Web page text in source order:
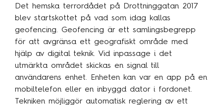
Det hemska terrordådet på Drottninggatan 2017
blev startskottet på vad som idag kallas
geofencing. Geofencing är ett samlingsbegrepp
för att avgränsa ett geografiskt område med
hjälp av digital teknik. Vid inpassage i det
utmärkta området skickas en signal till
användarens enhet. Enheten kan var en app på en
mobiltelefon eller en inbyggd dator i fordonet.
Tekniken möjliggör automatisk reglering av ett